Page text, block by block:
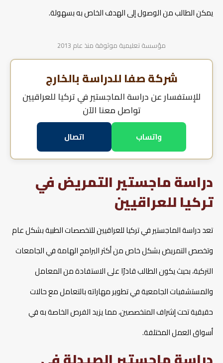
يمكن الطالب من الوصول إلى الهدف الخاص به بسهولة.
مؤسسة تعليمية موثوقة منذ عام 2013
شركة صفا للدراسة بالخارج
للإستفسار عندراسة الماجستير في تركيا للعراقيين
تواصل معنا الآن
واتساب اتصال
دراسة ماجستير التمريض في
تركيا للعراقيين
تعد دراسة الماجستير في تركيا للعراقيين للتخصصات الطبية بشكل عام
وتخصص التمريض بشكل خاص من أكثر البرامج الهامة في الجامعات
التركية، بحيث يكون الطالب قادرًا على الاستفادة من المعامل
والمستشفيات الجامعية في تطوير مهاراته بالتعامل مع حالات
حقيقية تحت إشراف المتخصصين، مما يزيد الفرص الخاصة به في
أسواق العمل المختلفة.